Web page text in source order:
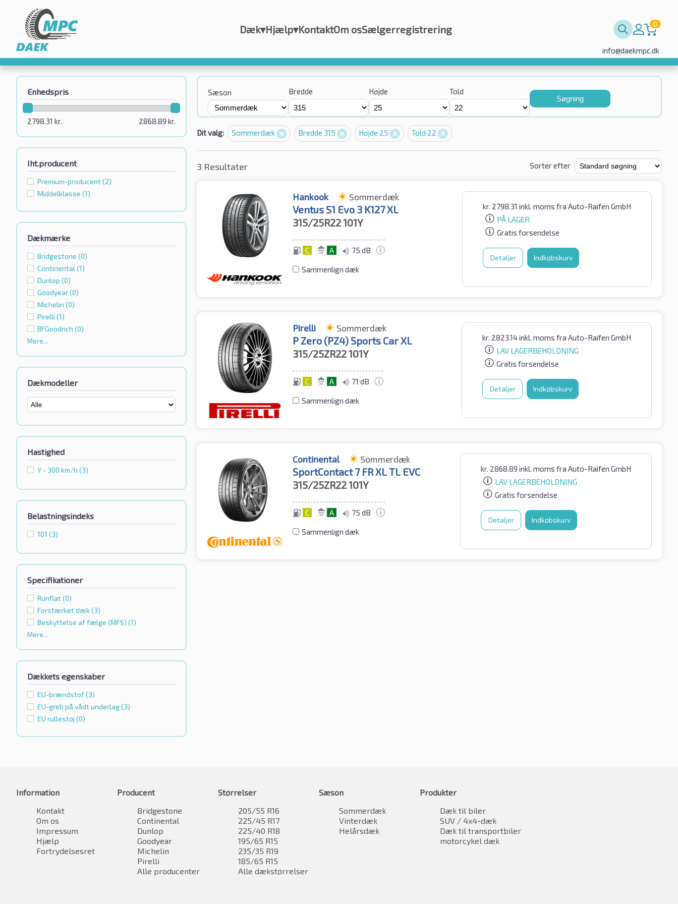
Dæk▾Hjælp▾KontaktOm osSælgerregistrering 0
info@daekmpc.dk
Enhedspris
2868.89 kr.
2798.31 kr.
Iht.producent
Premium-producent(2)
Middelklasse (1)
Dækmærke
Bridgestone (0)
Continental (1)
Dunlop (0)
Goodyear(0)
Michelin (0)
Pirelli (1)
BFGoodrich (0)
Mere...
Dækmodeller
Hastighed
Y - 300 km/h (3)
Belastningsindeks
101 (3)
Specifikationer
Runflat(0)
Forstærket dæk (3)
Beskyttelse af fælge (MFS) (1)
Mere...
Dækkets egenskaber
EU-brændstof(3)
EU-greb på vådt underlag(3)
EU rullestøj (0)
Sæson Bredde Højde Told
Søgning
Dit valg: Sommerdæk Bredde 315 Højde 25 Told 22
3 Resultater Sorter efter
Hankook Sommerdæk
Ventus S1 Evo 3 K127 XL
315/25R22101Y
C A 75 dB
Sammenlign dæk
kr. 2798.31 inkl. moms fra Auto-Raifen GmbH
PÅ LAGER
Gratis forsendelse
Detaljer Indkøbskurv
Pirelli Sommerdæk
P Zero (PZ4) Sports Car XL
315/25ZR22101Y
C A 71 dB
Sammenlign dæk
kr. 2823.14inkl. moms fra Auto-Raifen GmbH
LAV LAGERBEHOLDNING
Gratis forsendelse
Detaljer Indkøbskurv
Continental Sommerdæk
SportContact 7 FR XL TL EVC
315/25ZR22101Y
C A 75 dB
Sammenlign dæk
kr. 2868.89 inkl. moms fra Auto-Raifen GmbH
LAV LAGERBEHOLDNING
Gratis forsendelse
Detaljer Indkøbskurv
Information
Kontakt
Om os
Impressum
Hjælp
Fortrydelsesret
Producent
Bridgestone
Continental
Dunlop
Goodyear
Michelin
Pirelli
Alle producenter
Størrelser
205/55 R16
225/45 R17
225/40 R18
195/65 R15
235/35 R19
185/65 R15
Alle dækstørrelser
Sæson
Sommerdæk
Vinterdæk
Helårsdæk
Produkter
Dæk til biler
SUV / 4x4-dæk
Dæk til transportbiler
motorcykel dæk